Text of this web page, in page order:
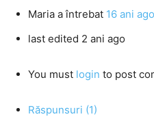
Maria a întrebat 16 ani ago
last edited 2 ani ago
You must login to post
Răspunsuri (1)